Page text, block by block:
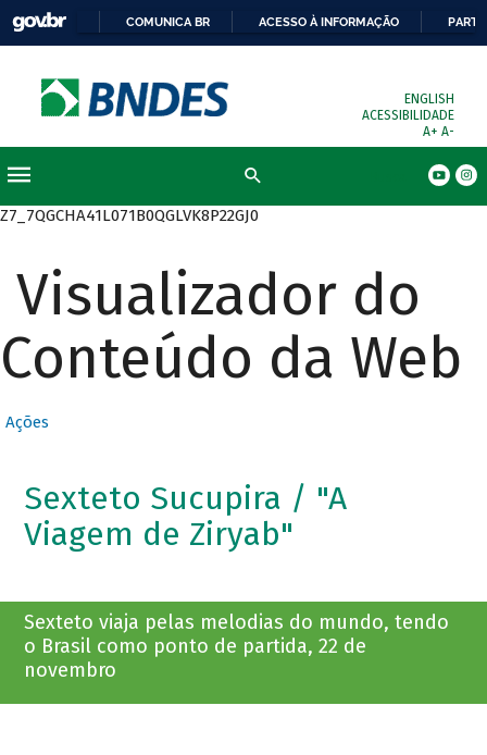
COMUNICA BR ACESSO À INFORMAÇÃO
ENGLISH
ACESSIBILIDADE
A+ A-
Z7_7QGCHA41L071B0QGLVK8P22GJ0
Visualizador do
Conteúdo da Web
Ações
Sexteto Sucupira / "A
Viagem de Ziryab"
Sexteto viaja pelas melodias do mundo, tendo
o Brasil como ponto de partida, 22 de
novembro